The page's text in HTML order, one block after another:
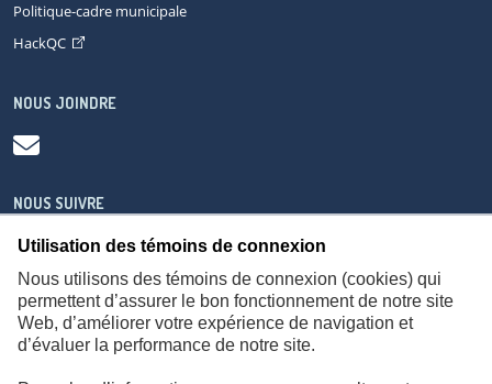
Utilisation des témoins de connexion
Nous utilisons des témoins de connexion (cookies) qui
permettent d’assurer le bon fonctionnement de notre site
Web, d’améliorer votre expérience de navigation et
d’évaluer la performance de notre site.
Politique-cadre municipale
HackQC
NOUS JOINDRE
NOUS SUIVRE
À propos Accessibilité Plan du site
Consignes de sécurité